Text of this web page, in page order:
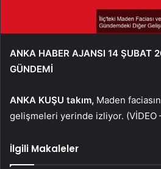
ANKA HABER AJANSI 14 ŞUBAT
GÜNDEMİ
ANKA KUŞU takım, Maden
gelişmeleri yerinde izliyor. (VİDEO
İlgili Makaleler